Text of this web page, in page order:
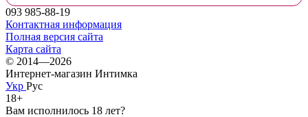
093 985-88-19
Контактная информация
Полная версия сайта
Карта сайта
© 2014—2026
Интернет-магазин Интимка
Укр Рус
18+
Вам исполнилось 18 лет?